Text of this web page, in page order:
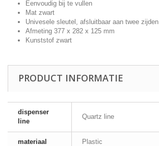
Eenvoudig bij te vullen
Mat zwart
Univesele sleutel, afsluitbaar aan twee zijden
Afmeting 377 x 282 x 125 mm
Kunststof zwart
PRODUCT INFORMATIE
dispenser
line
Quartz line
materiaal Plastic